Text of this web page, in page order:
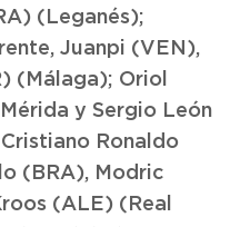
(Leganés);
Juanpi (VEN),
(Málaga); Oriol
y Sergio León
Ronaldo
(BRA), Modric
(ALE) (Real